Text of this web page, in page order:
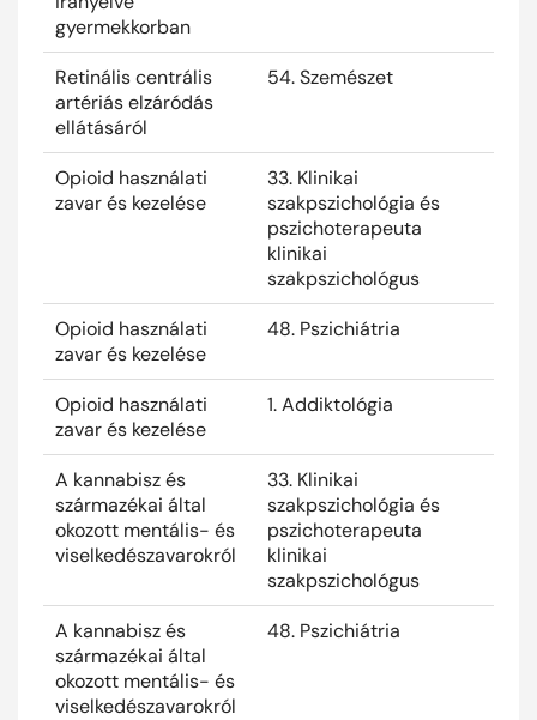
gyermekkorban
Retinális centrális
artériás elzáródás
ellátásáról
54. Szemészet
Opioid használati
zavar és kezelése
33. Klinikai
szakpszichológia és
pszichoterapeuta
klinikai
szakpszichológus
Opioid használati
zavar és kezelése
48. Pszichiátria
Opioid használati
zavar és kezelése
1. Addiktológia
A kannabisz és
származékai által
okozott mentális- és
viselkedészavarokról
33. Klinikai
szakpszichológia és
pszichoterapeuta
klinikai
szakpszichológus
A kannabisz és
származékai által
okozott mentális- és
viselkedészavarokról
48. Pszichiátria